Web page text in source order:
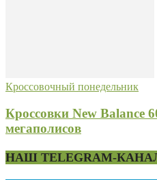
Кроссовочный понедельник
Кроссовки New Balance
мегаполисов
НАШ TELEGRAM-